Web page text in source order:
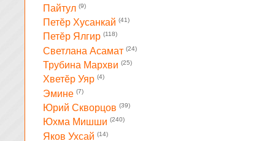
Пайтул (9)
Петĕр Хусанкай (41)
Петĕр Ялгир (118)
Светлана Асамат (24)
Трубина Мархви (25)
Хветĕр Уяр (4)
Эмине (7)
Юрий Скворцов (39)
Юхма Мишши (240)
Яков Ухсай (14)